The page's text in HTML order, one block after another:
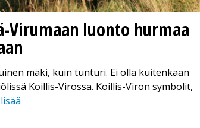
luonto hurmaa
mäki, kuin tunturi. Ei olla kuitenkaan
Koillis-Virossa. Koillis-Viron symbolit,